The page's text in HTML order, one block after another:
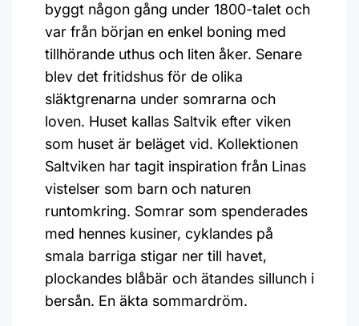
byggt någon gång under 1800-talet och
var från början en enkel boning med
tillhörande uthus och liten åker. Senare
blev det fritidshus för de olika
släktgrenarna under somrarna och
loven. Huset kallas Saltvik efter viken
som huset är beläget vid. Kollektionen
Saltviken har tagit inspiration från Linas
vistelser som barn och naturen
runtomkring. Somrar som spenderades
med hennes kusiner, cyklandes på
smala barriga stigar ner till havet,
plockandes blåbär och ätandes sillunch i
bersån. En äkta sommardröm.